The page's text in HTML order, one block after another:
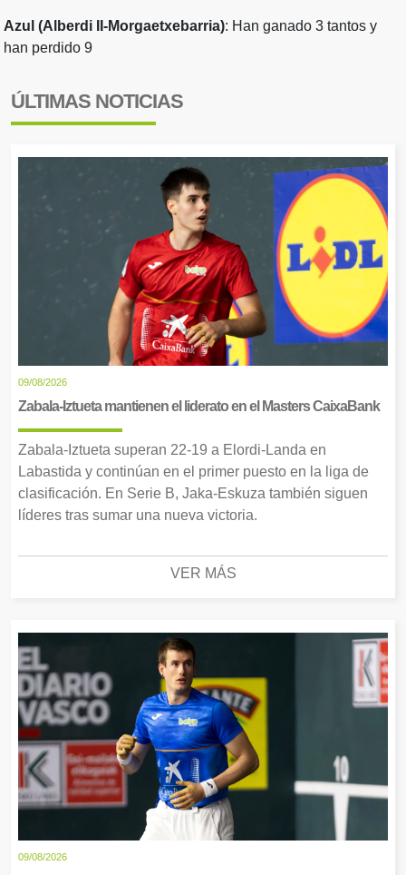
Azul (Alberdi II-Morgaetxebarria): Han ganado 3 tantos y
han perdido 9
ÚLTIMAS NOTICIAS
09/08/2026
Zabala-Iztueta mantienen el liderato en el Masters CaixaBank
Zabala-Iztueta superan 22-19 a Elordi-Landa en
Labastida y continúan en el primer puesto en la liga de
clasificación. En Serie B, Jaka-Eskuza también siguen
líderes tras sumar una nueva victoria.
VER MÁS
09/08/2026